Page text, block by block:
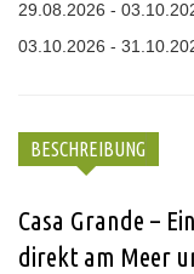
29.08.2026 -
03.10.2026 -
BESCHREIBUNG
Casa Grande –
direkt am Meer